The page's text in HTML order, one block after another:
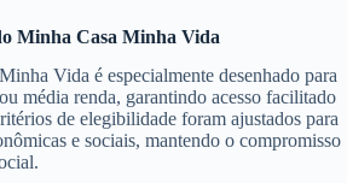
Minha Casa Minha Vida
Vida é especialmente desenhado para
média renda, garantindo acesso facilitado
de elegibilidade foram ajustados para
e sociais, mantendo o compromisso